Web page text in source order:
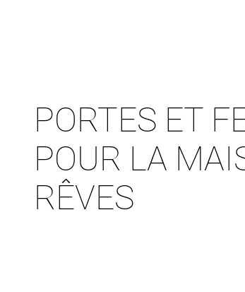
PORTES ET
POUR LA
RÊVES